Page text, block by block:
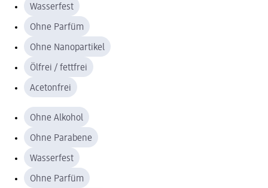
Wasserfest
Ohne Parfüm
Ohne Nanopartikel
Ölfrei / fettfrei
Acetonfrei
Ohne Alkohol
Ohne Parabene
Wasserfest
Ohne Parfüm